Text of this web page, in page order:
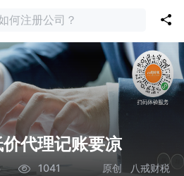
何注册公司？
代理记账要凉
1041 原创 八戒财税